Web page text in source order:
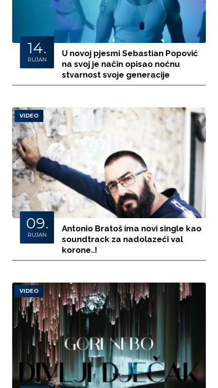
14.
RUJAN
U novoj pjesmi Sebastian Popović
na svoj je način opisao noćnu
stvarnost svoje generacije
VIDEO
09.
RUJAN
Antonio Bratoš ima novi single kao
soundtrack za nadolazeći val
korone..!
VIDEO